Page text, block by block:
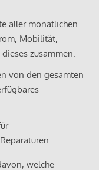
aller monatlichen
Mobilität,
zusammen.
von den gesamten
welche